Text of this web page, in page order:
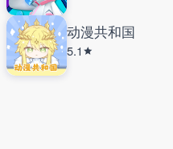
动漫共和国
5.1